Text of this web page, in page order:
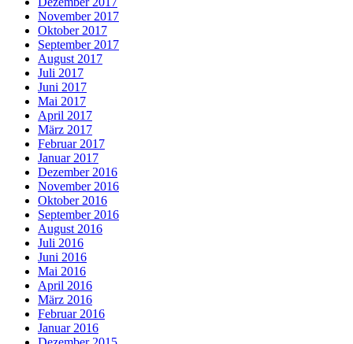
November 2017
Oktober 2017
September 2017
August 2017
Juli 2017
Juni 2017
Mai 2017
April 2017
März 2017
Februar 2017
Januar 2017
Dezember 2016
November 2016
Oktober 2016
September 2016
August 2016
Juli 2016
Juni 2016
Mai 2016
April 2016
März 2016
Februar 2016
Januar 2016